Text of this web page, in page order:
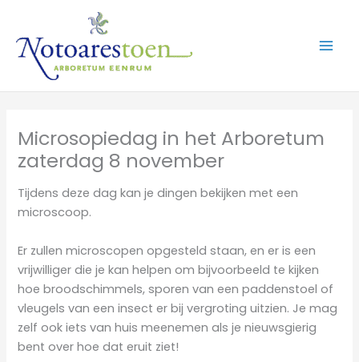
inhoud
Microsopiedag in het Arboretum
zaterdag 8 november
Tijdens deze dag kan je dingen bekijken met een
microscoop.
Er zullen microscopen opgesteld staan, en er is een
vrijwilliger die je kan helpen om bijvoorbeeld te kijken
hoe broodschimmels, sporen van een paddenstoel of
vleugels van een insect er bij vergroting uitzien. Je mag
zelf ook iets van huis meenemen als je nieuwsgierig
bent over hoe dat eruit ziet!